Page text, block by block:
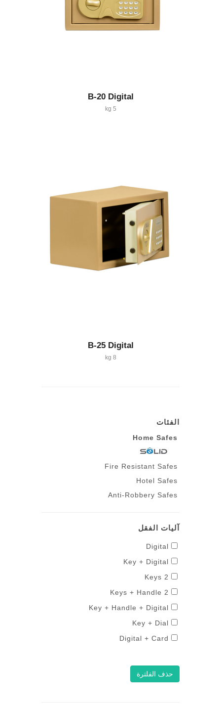
B-20 Digital
5 kg
B-25 Digital
8 kg
الفئات
Home Safes
Fire Resistant Safes
Hotel Safes
Anti-Robbery Safes
آليات الفقل
حذف الفلترة